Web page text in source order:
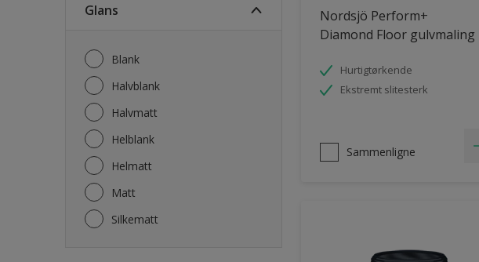
Glans
Blank
Halvblank
Halvmatt
Helblank
Helmatt
Matt
Silkematt
Nordsjö Perform+
Diamond Floor gulvmaling
Hurtigtørkende
Ekstremt slitesterk
Sammenligne